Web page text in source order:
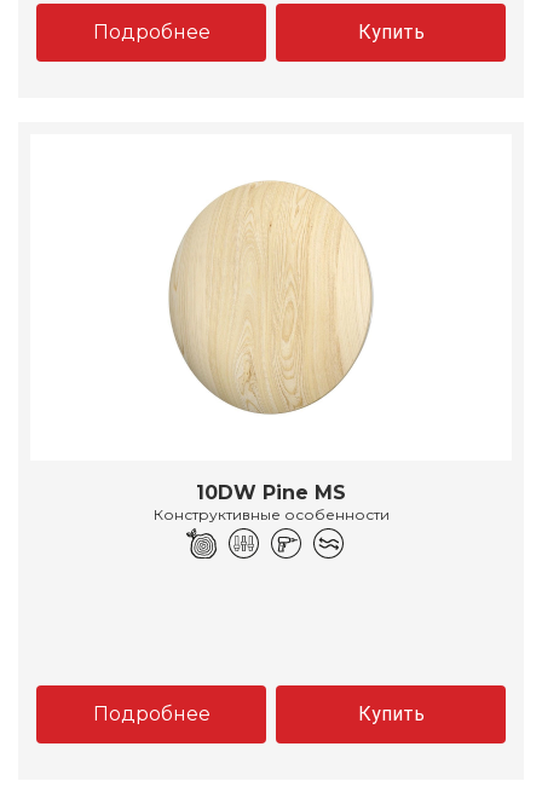
Подробнее Купить
10DW Pine MS
Конструктивные особенности
Подробнее Купить